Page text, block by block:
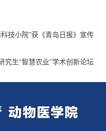
技小院”获《青岛日报》宣传
究生“智慧农业”学术创新论坛